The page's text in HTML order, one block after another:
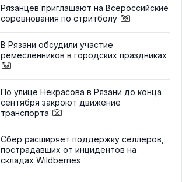
Рязанцев приглашают на Всероссийские
соревнования по стритболу
В Рязани обсудили участие
ремесленников в городских праздниках
По улице Некрасова в Рязани до конца
сентября закроют движение
транспорта
Сбер расширяет поддержку селлеров,
пострадавших от инцидентов на
складах Wildberries